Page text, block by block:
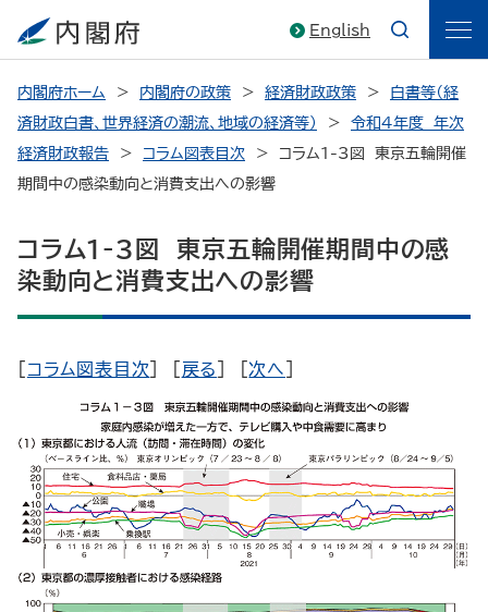
English
内閣府ホーム 内閣府の政策 経済財政政策
白書等（経
済財政白書、世界経済の潮流、地域の経済等）
令和4年度 年次
経済財政報告
コラム図表目次
コラム1-3図 東京五輪開催
期間中の感染動向と消費支出への影響
コラム1-3図 東京五輪開催期間中の感
染動向と消費支出への影響
コラム図表目次 戻る ] [次へ